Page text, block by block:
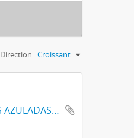
Direction: Croissant
UM NOVO PROCESSO PARA O FABRICO DE MATERIAS CORANTES NEGRAS AZULADAS, AZUL- ESCURAS E AZUL-VIOLETAS CONTENDO NAPHTALINA E ENXOFRE